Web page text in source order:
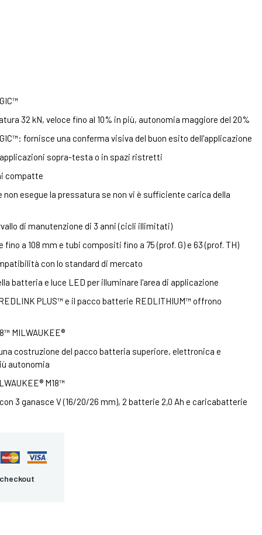
32 kN, veloce fino al 10% in più, autonomia maggiore del 20%
fornisce una conferma visiva del buon esito dell'applicazione
sopra-testa o in spazi ristretti
compatte
esegue la pressatura se non vi è sufficiente carica della
di manutenzione di 3 anni (cicli illimitati)
a 108 mm e tubi compositi fino a 75 (prof. G) e 63 (prof. TH)
con lo standard di mercato
batteria e luce LED per illuminare l'area di applicazione
PLUS™ e il pacco batterie REDLITHIUM™ offrono
MILWAUKEE®
costruzione del pacco batteria superiore, elettronica e
autonomia
M18™
3 ganasce V (16/20/26 mm), 2 batterie 2,0 Ah e caricabatterie